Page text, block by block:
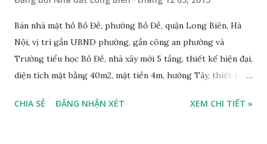
Bán nhà mặt hồ Bồ Đề, phường Bồ Đề, quận Long Biên, Hà
Nội, vị trí gần UBND phường, gần công an phường và
Trường tiểu học Bồ Đề, nhà xây mới 5 tầng, thiết kế hiện đại,
diện tích mặt bằng 40m2, mặt tiền 4m, hướng Tây, thiết kế
3WC, thiết kế hiện đại, trang thiết bị nội thất xịn, nhà phù
CHIA SẺ ĐĂNG NHẬN XÉT XEM CHI TIẾT »